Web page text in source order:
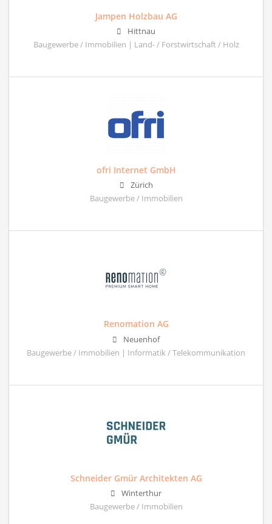
Jampen Holzbau AG
Hittnau
Baugewerbe / Immobilien | Land- / Forstwirtschaft / Holz
ofri Internet GmbH
Zürich
Baugewerbe / Immobilien
Renomation AG
Neuenhof
Baugewerbe / Immobilien | Informatik / Telekommunikation
Schneider Gmür Architekten AG
Winterthur
Baugewerbe / Immobilien